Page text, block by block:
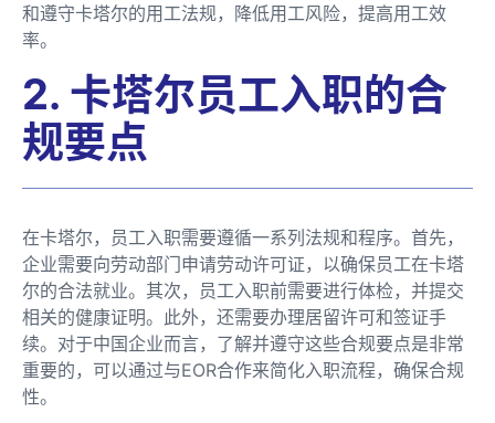
和遵守卡塔尔的用工法规，降低用工风险，提高用工效
率。
2. 卡塔尔员工入职的合
规要点
在卡塔尔，员工入职需要遵循一系列法规和程序。首先，
企业需要向劳动部门申请劳动许可证，以确保员工在卡塔
尔的合法就业。其次，员工入职前需要进行体检，并提交
相关的健康证明。此外，还需要办理居留许可和签证手
续。对于中国企业而言，了解并遵守这些合规要点是非常
重要的，可以通过与EOR合作来简化入职流程，确保合规
性。